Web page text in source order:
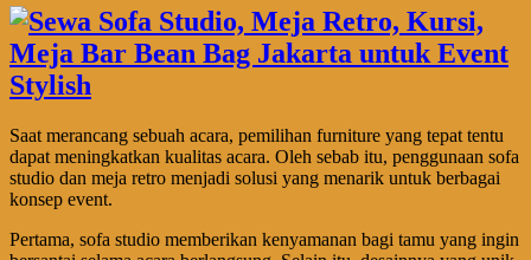
Saat merancang sebuah acara, pemilihan furniture yang tepat tentu
dapat meningkatkan kualitas acara. Oleh sebab itu, penggunaan sofa
studio dan meja retro menjadi solusi yang menarik untuk berbagai
konsep event.
Pertama, sofa studio memberikan kenyamanan bagi tamu yang ingin